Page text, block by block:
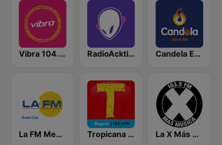
Vibra 104.9 FM RadioAcktiva Bogotá Candela Estereo 101.9 FM
La FM Medellín Tropicana Bogotá La X Más Música 103.9 FM